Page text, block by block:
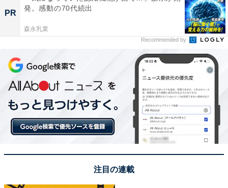
PR
発。感動の70代続出
森永乳業
Recommended by
注目の連載